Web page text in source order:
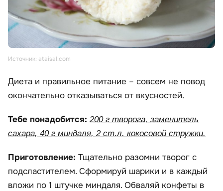
Источник: ataisal.com
Диета и правильное питание – совсем не повод
окончательно отказываться от вкусностей.
Тебе понадобится: 200 г творога, заменитель
сахара, 40 г миндаля, 2 ст.л. кокосовой стружки.
Приготовление: Тщательно разомни творог с
подсластителем. Сформируй шарики и в каждый
вложи по 1 штучке миндаля. Обваляй конфеты в